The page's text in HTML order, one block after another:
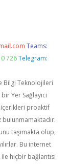
Teams:
726 Telegram:
Bilgi Teknolojileri
Yer Sağlayıcı
proaktif
taşımakta olup,
Bu internet
hiçbir bağlantısı